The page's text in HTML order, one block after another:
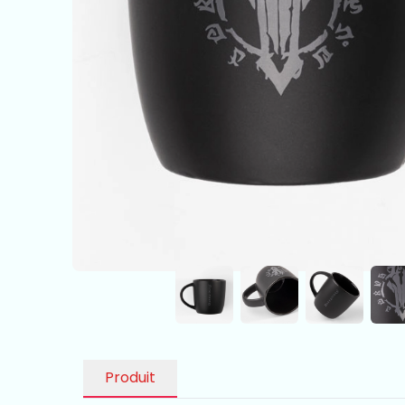
Produit